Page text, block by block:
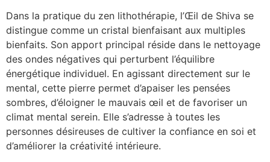
Dans la pratique du zen lithothérapie, l’Œil de Shiva se
distingue comme un cristal bienfaisant aux multiples
bienfaits. Son apport principal réside dans le nettoyage
des ondes négatives qui perturbent l’équilibre
énergétique individuel. En agissant directement sur le
mental, cette pierre permet d’apaiser les pensées
sombres, d’éloigner le mauvais œil et de favoriser un
climat mental serein. Elle s’adresse à toutes les
personnes désireuses de cultiver la confiance en soi et
d’améliorer la créativité intérieure.